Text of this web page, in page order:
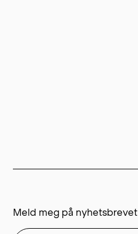
Meld meg på nyhetsbrevet